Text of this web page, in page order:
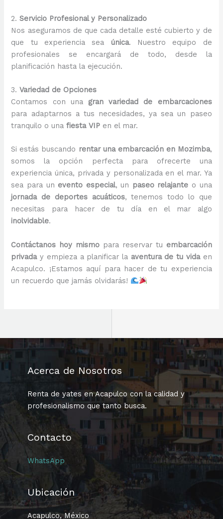
2.Servicio Profesional y Personalizado
Nos aseguramos de que cada detalle esté cubierto y de
que tu experiencia sea única. Nuestro equipo de
profesionales se encargará de todo, desde la
planificación hasta la ejecución.
3.Variedad de Opciones
Contamos con una gran variedad de embarcaciones
para adaptarnos a tus necesidades, ya sea un paseo
tranquilo o unafiesta VIP en el mar.
Si estás buscando rentar una embarcación en Mozimba,
somos la opción perfecta para ofrecerte una
experiencia única, privada y personalizada en el mar. Ya
sea para un evento especial, un paseo relajante o una
jornada de deportes acuáticos, tenemos todo lo que
necesitas para hacer de tu día en el mar algo
inolvidable.
Contáctanos hoy mismo para reservar tu embarcación
privaday empieza a planificar la aventura de tu vidaen
Acapulco. ¡Estamos aquí para hacer de tu experiencia
un recuerdo que jamás olvidarás!
Acerca de Nosotros
Renta de yates en Acapulco con la calidad y
profesionalismo que tanto busca.
Contacto
WhatsApp
Ubicación
Acapulco, México